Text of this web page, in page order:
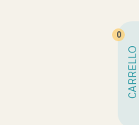
Attiva (65%
in
questo
un ricircolo
in eccesso,
CARRELLO
0